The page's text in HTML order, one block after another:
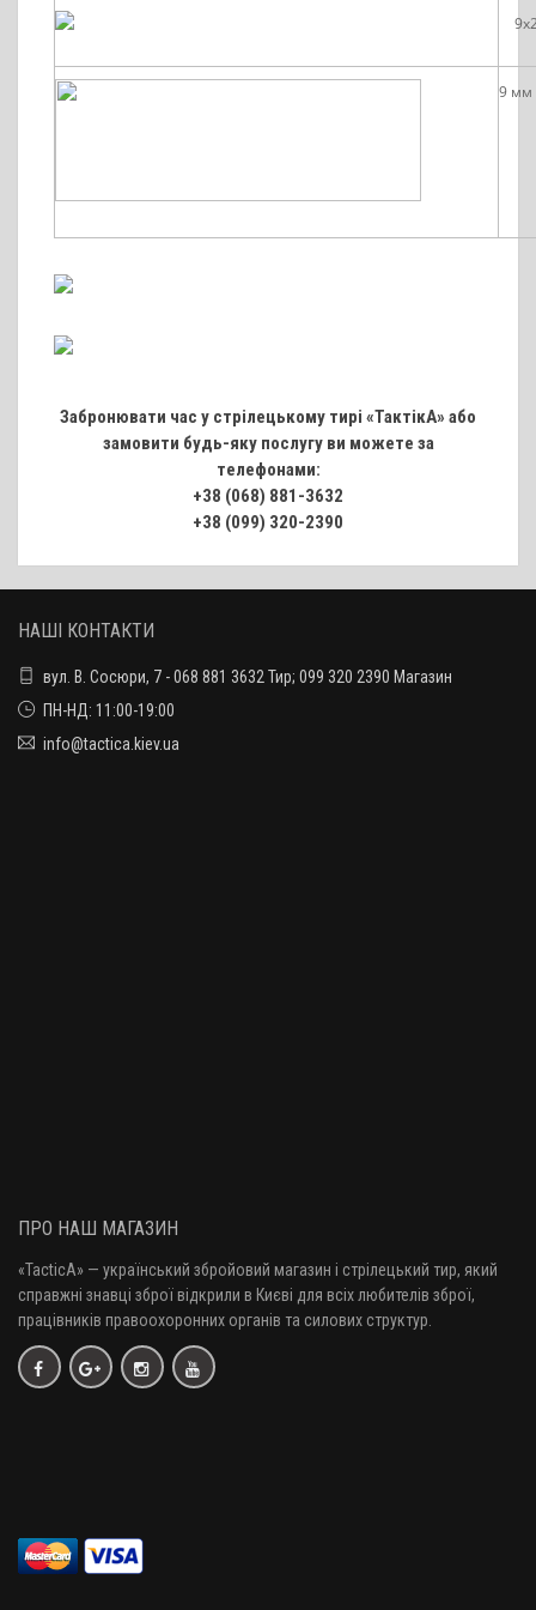
9 мм
Забронювати час у стрілецькому тирі «ТактікА» або
замовити будь-яку послугу ви можете за
телефонами:
+38 (068) 881-3632
+38 (099) 320-2390
НАШІ КОНТАКТИ
вул. В. Сосюри, 7 - 068 881 3632 Тир; 099 320 2390 Магазин
ПН-НД: 11:00-19:00
info@tactica.kiev.ua
ПРО НАШ МАГАЗИН
«TacticA» — український збройовий магазин і стрілецький тир, який
справжні знавці зброї відкрили в Києві для всіх любителів зброї,
працівників правоохоронних органів та силових структур.